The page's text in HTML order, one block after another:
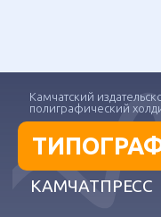
Камчатский
полиграфический
КАМЧАТПРЕСС